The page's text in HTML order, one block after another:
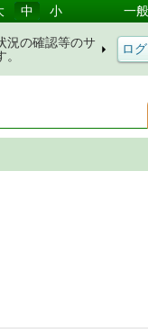
中 小 一般
況の確認等のサ